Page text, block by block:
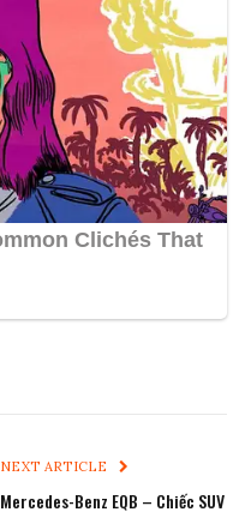
NEXT ARTICLE
Mercedes-Benz EQB – Chiếc SUV